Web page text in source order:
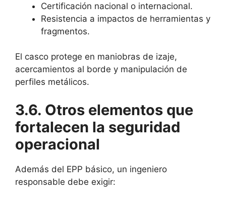
Certificación nacional o internacional.
Resistencia a impactos de herramientas y
fragmentos.
El casco protege en maniobras de izaje,
acercamientos al borde y manipulación de
perfiles metálicos.
3.6. Otros elementos que
fortalecen la seguridad
operacional
Además del EPP básico, un ingeniero
responsable debe exigir: